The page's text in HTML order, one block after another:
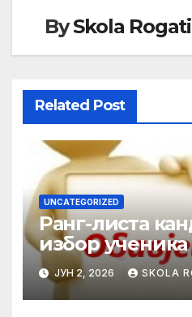
BySkola
Related Post
UNCATEGORIZED
Ранг-листа
избор ученика
школској 2025/
ЈУН 2, 2026 SKOLA